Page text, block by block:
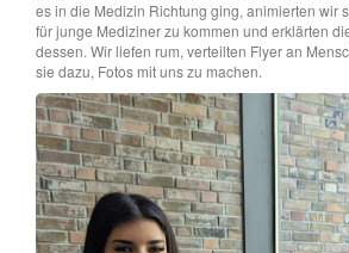
es in die Medizin Richtung ging, animierten wir
für junge Mediziner zu kommen und erklärten
dessen. Wir liefen rum, verteilten Flyer an
sie dazu, Fotos mit uns zu machen.